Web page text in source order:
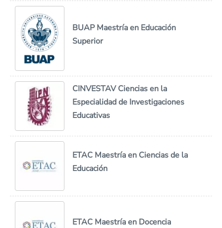
BUAP Maestría en Educación
Superior
CINVESTAV Ciencias en la
Especialidad de Investigaciones
Educativas
ETAC Maestría en Ciencias de la
Educación
ETAC Maestría en Docencia